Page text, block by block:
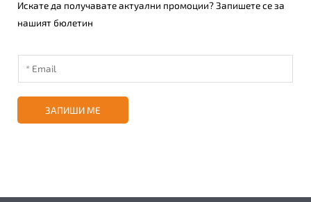
Искате да получавате актуални промоции? Запишете се за
нашият бюлетин
ЗАПИШИ МЕ